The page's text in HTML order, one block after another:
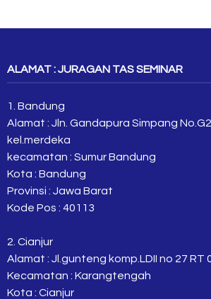
ALAMAT : JURAGAN TAS SEMINAR
1. Bandung
Alamat : Jln. Gandapura Simpang
kel.merdeka
kecamatan : Sumur Bandung
Kota : Bandung
Provinsi : Jawa Barat
Kode Pos : 40113
2. Cianjur
Alamat : Jl.gunteng komp.LDII no 27 RT
Kecamatan : Karangtengah
Kota : Cianjur